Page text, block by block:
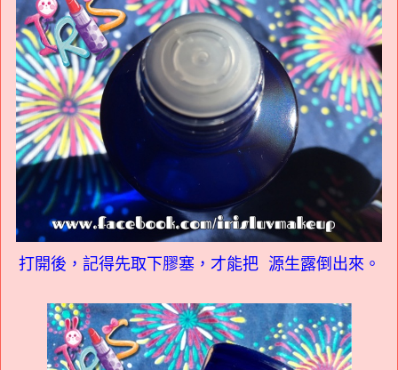
打開後，記得先取下膠塞，才能把 源生露倒出來。